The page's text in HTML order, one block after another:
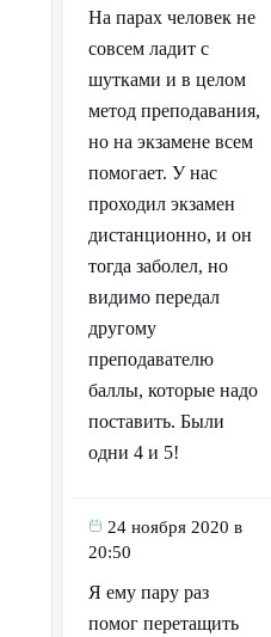
На парах человек не
совсем ладит с
шутками и в целом
метод преподавания,
но на экзамене всем
помогает. У нас
проходил экзамен
дистанционно, и он
тогда заболел, но
видимо передал
другому
преподавателю
баллы, которые надо
поставить. Были
одни 4 и 5!
24 ноября 2020 в
20:50
Я ему пару раз
помог перетащить